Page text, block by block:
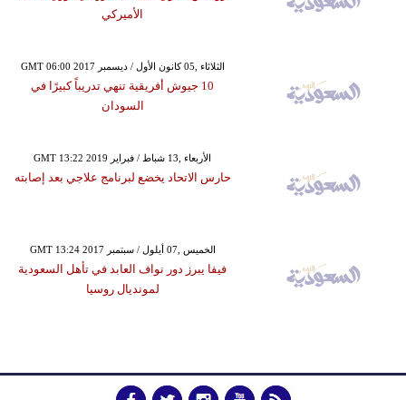
الأميركي
GMT 06:00 2017 الثلاثاء ,05 كانون الأول / ديسمبر
10 جيوش أفريقية تنهي تدريباً كبيرًا في
السودان
GMT 13:22 2019 الأربعاء ,13 شباط / فبراير
حارس الاتحاد يخضع لبرنامج علاجي بعد إصابته
GMT 13:24 2017 الخميس ,07 أيلول / سبتمبر
فيفا يبرز دور نواف العابد في تأهل السعودية
لمونديال روسيا